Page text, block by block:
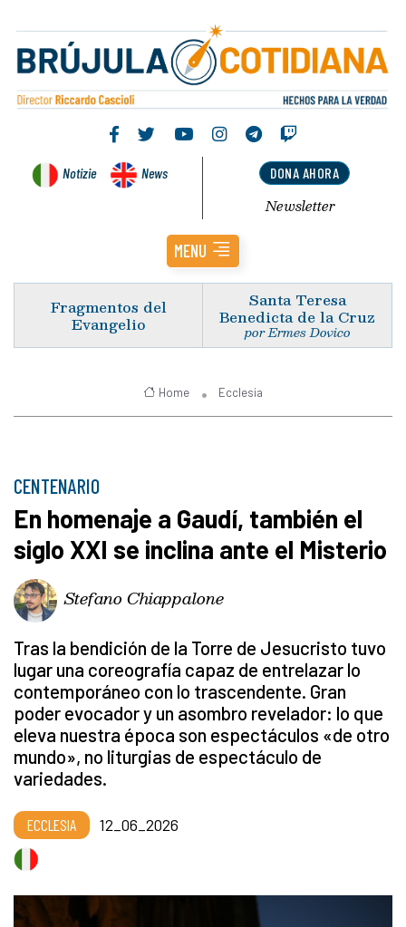
Notizie News DONA AHORA
Newsletter
MENU
Fragmentos del
Evangelio
Santa Teresa
Benedicta de la Cruz
por Ermes Dovico
Home Ecclesia
CENTENARIO
En homenaje a Gaudí, también el
siglo XXI se inclina ante el Misterio
Stefano Chiappalone
Tras la bendición de la Torre de Jesucristo tuvo
lugar una coreografía capaz de entrelazar lo
contemporáneo con lo trascendente. Gran
poder evocador y un asombro revelador: lo que
eleva nuestra época son espectáculos «de otro
mundo», no liturgias de espectáculo de
variedades.
ECCLESIA 12_06_2026